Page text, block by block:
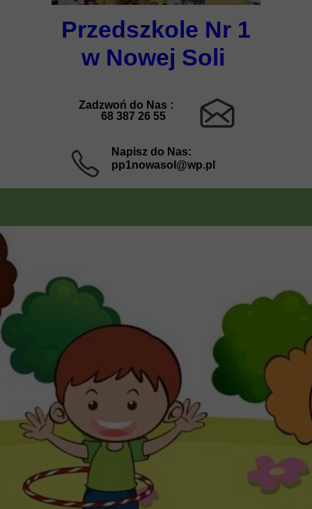
Napisz do Nas:
pp1nowasol@wp.pl
Zadzwoń do Nas :
68 387 26 55
Przedszkole Nr 1
w Nowej Soli